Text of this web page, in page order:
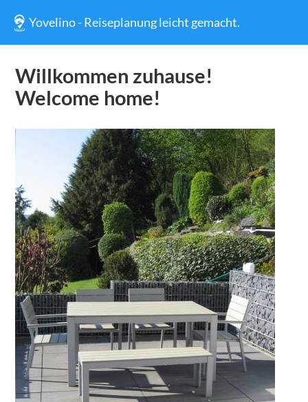
Yovelino - Reiseplanung leicht gemacht.
Willkommen zuhause!
Welcome home!